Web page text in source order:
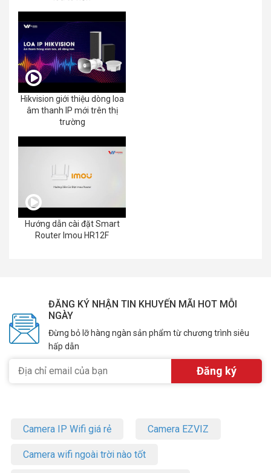
Hikvision giới thiệu dòng loa
âm thanh IP mới trên thị
trường
Hướng dẫn cài đặt Smart
Router Imou HR12F
ĐĂNG KÝ NHẬN TIN KHUYẾN MÃI HOT MỖI
NGÀY
Đừng bỏ lỡ hàng ngàn sản phẩm từ chương trình siêu
hấp dẫn
Camera IP Wifi giá rẻ Camera EZVIZ
Camera wifi ngoài trời nào tốt